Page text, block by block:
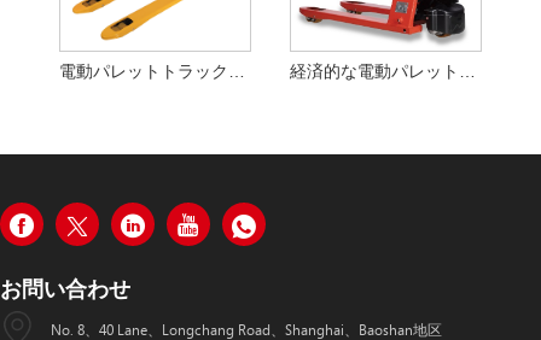
電動パレットトラック2トン 経済的な電動パレットトラック
お問い合わせ
No. 8、40 Lane、Longchang Road、Shanghai、Baoshan地区